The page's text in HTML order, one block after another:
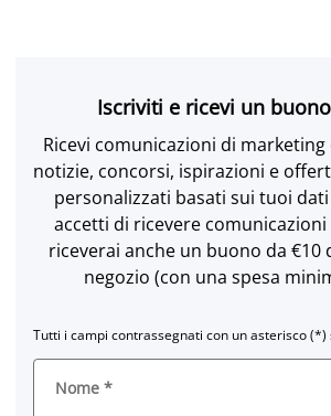
Iscriviti e ricevi un
Ricevi comunicazioni di marketing
notizie, concorsi, ispirazioni e
personalizzati basati sui tuoi
accetti di ricevere
riceverai anche un buono da €10
negozio (con una spesa
Tutti i campi contrassegnati con un asterisco
Nome *